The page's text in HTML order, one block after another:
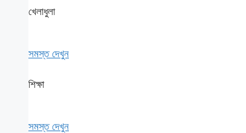
খেলাধুলা
সমস্ত দেখুন
শিক্ষা
সমস্ত দেখুন